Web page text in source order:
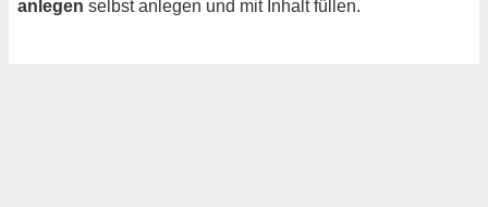
anlegen selbst anlegen und mit Inhalt füllen.